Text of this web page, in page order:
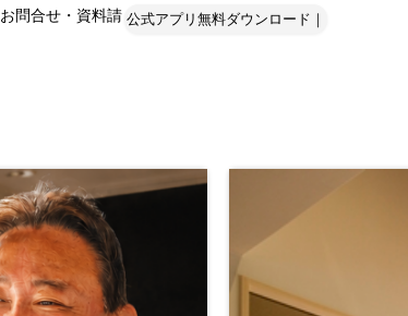
お問合せ・資料請 公式アプリ無料ダウンロード｜